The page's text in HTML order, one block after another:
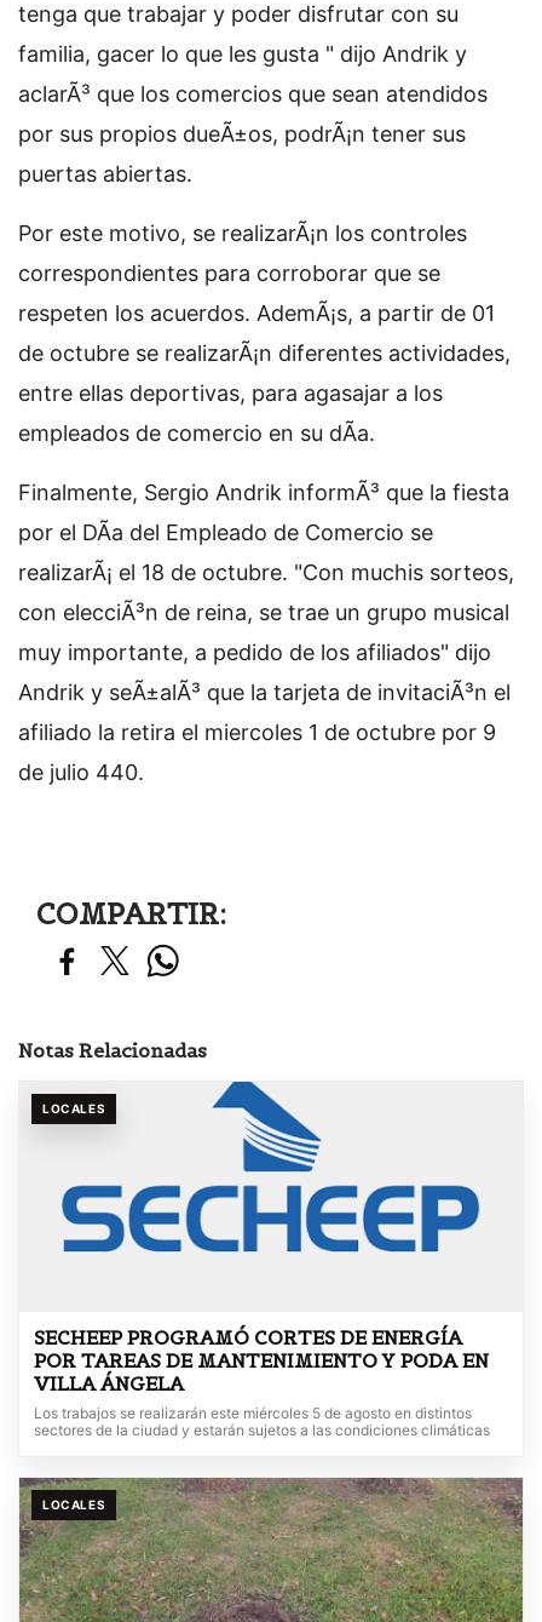
tenga que trabajar y poder disfrutar con su
familia, gacer lo que les gusta " dijo Andrik y
aclarÃ³ que los comercios que sean atendidos
por sus propios dueÃ±os, podrÃ¡n tener sus
puertas abiertas.
Por este motivo, se realizarÃ¡n los controles
correspondientes para corroborar que se
respeten los acuerdos. AdemÃ¡s, a partir de 01
de octubre se realizarÃ¡n diferentes actividades,
entre ellas deportivas, para agasajar a los
empleados de comercio en su dÃ­a.
Finalmente, Sergio Andrik informÃ³ que la fiesta
por el DÃ­a del Empleado de Comercio se
realizarÃ¡ el 18 de octubre. "Con muchis sorteos,
con elecciÃ³n de reina, se trae un grupo musical
muy importante, a pedido de los afiliados" dijo
Andrik y seÃ±alÃ³ que la tarjeta de invitaciÃ³n el
afiliado la retira el miercoles 1 de octubre por 9
de julio 440.
COMPARTIR:
Notas Relacionadas
LOCALES
SECHEEP PROGRAMÓ CORTES DE ENERGÍA
POR TAREAS DE MANTENIMIENTO Y PODA EN
VILLA ÁNGELA
Los trabajos se realizarán este miércoles 5 de agosto en distintos
sectores de la ciudad y estarán sujetos a las condiciones climáticas
LOCALES